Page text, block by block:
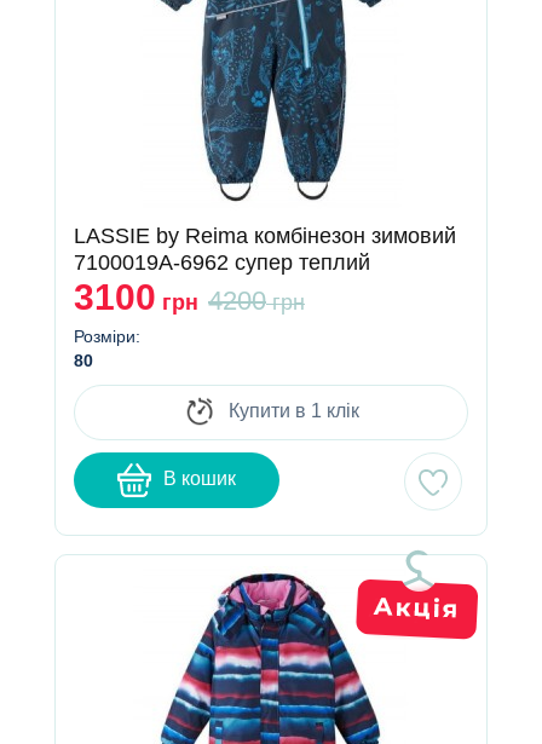
LASSIE by Reima комбінезон зимовий
7100019A-6962 супер теплий
3100 грн 4200грн
Розміри:
80
Купити в 1 клік
В кошик